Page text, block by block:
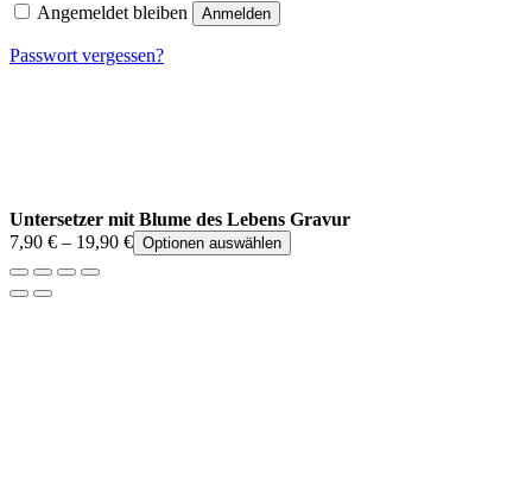
Angemeldet bleiben Anmelden
Passwort vergessen?
Untersetzer mit Blume des Lebens Gravur
7,90 € – 19,90 € Optionen auswählen